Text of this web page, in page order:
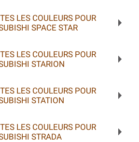
LES COULEURS POUR
SPACE STAR
LES COULEURS POUR
STARION
LES COULEURS POUR
STATION
LES COULEURS POUR
STRADA